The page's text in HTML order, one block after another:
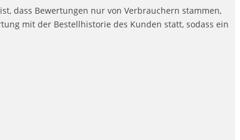
dass Bewertungen nur von Verbrauchern stammen,
mit der Bestellhistorie des Kunden statt, sodass ein